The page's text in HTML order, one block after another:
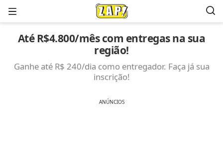
Menu
Até R$4.800/mês com entregas na sua
região!
Ganhe até R$ 240/dia como entregador. Faça já sua
inscrição!
ANÚNCIOS